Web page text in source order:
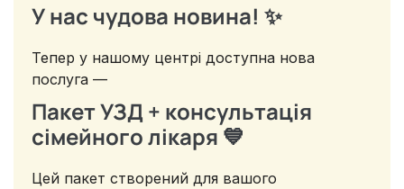
У нас чудова новина! ✨
Тепер у нашому центрі доступна нова
послуга —
Пакет УЗД + консультація
сімейного лікаря 💙
Цей пакет створений для вашого